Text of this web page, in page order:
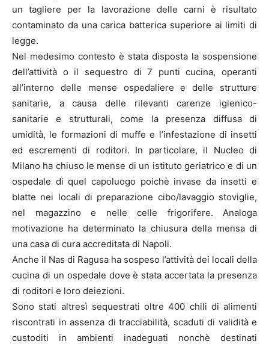
un tagliere per la lavorazione delle carni è risultato
contaminato da una carica batterica superiore ai limiti di
legge.
Nel medesimo contesto è stata disposta la sospensione
dell’attività o il sequestro di 7 punti cucina, operanti
all’interno delle mense ospedaliere e delle strutture
sanitarie, a causa delle rilevanti carenze igienico-
sanitarie e strutturali, come la presenza diffusa di
umidità, le formazioni di muffe e l’infestazione di insetti
ed escrementi di roditori. In particolare, il Nucleo di
Milano ha chiuso le mense di un istituto geriatrico e di un
ospedale di quel capoluogo poichè invase da insetti e
blatte nei locali di preparazione cibo/lavaggio stoviglie,
nel magazzino e nelle celle frigorifere. Analoga
motivazione ha determinato la chiusura della mensa di
una casa di cura accreditata di Napoli.
Anche il Nas di Ragusa ha sospeso l’attività dei locali della
cucina di un ospedale dove è stata accertata la presenza
di roditori e loro deiezioni.
Sono stati altresì sequestrati oltre 400 chili di alimenti
riscontrati in assenza di tracciabilità, scaduti di validità e
custoditi in ambienti inadeguati nonchè destinati